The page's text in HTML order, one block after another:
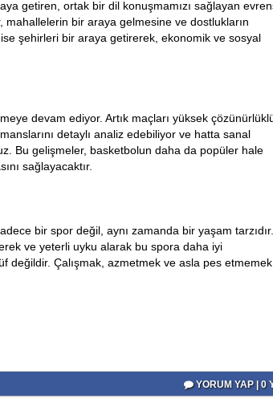
getiren, ortak bir dil konuşmamızı sağlayan
mahallelerin bir araya gelmesine ve dostlukların
şehirleri bir araya getirerek, ekonomik ve sosyal
devam ediyor. Artık maçları yüksek
detaylı analiz edebiliyor ve hatta sanal
Bu gelişmeler, basketbolun daha da popüler hale
sağlayacaktır.
bir spor değil, aynı zamanda bir yaşam tarzıdır.
ve yeterli uyku alarak bu spora daha iyi
değildir. Çalışmak, azmetmek ve asla pes etmemek,
YORUM YAP | 0